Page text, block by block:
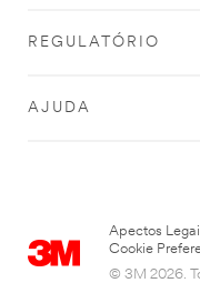
REGULATÓRIO
AJUDA
Apectos
Cookie
© 3M 2026.